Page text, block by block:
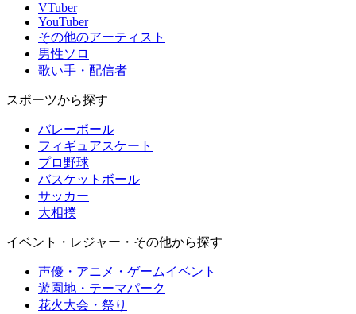
VTuber
YouTuber
その他のアーティスト
男性ソロ
歌い手・配信者
スポーツから探す
バレーボール
フィギュアスケート
プロ野球
バスケットボール
サッカー
大相撲
イベント・レジャー・その他から探す
声優・アニメ・ゲームイベント
遊園地・テーマパーク
花火大会・祭り